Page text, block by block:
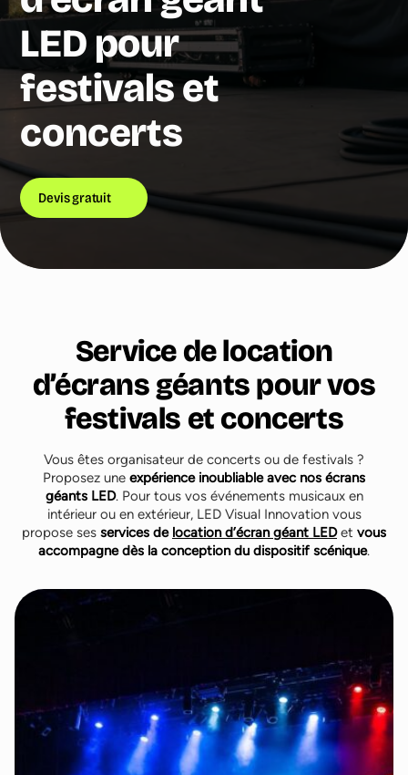
LED pour
festivals et
concerts
Devis gratuit
Service de location
d’écrans géants pour vos
festivals et concerts
Vous êtes organisateur de concerts ou de festivals ?
Proposez une expérience inoubliable avec nos écrans
géants LED. Pour tous vos événements musicaux en
intérieur ou en extérieur, LED Visual Innovation vous
propose ses services de location d’écran géant LEDet vous
accompagne dès la conception du dispositif scénique.